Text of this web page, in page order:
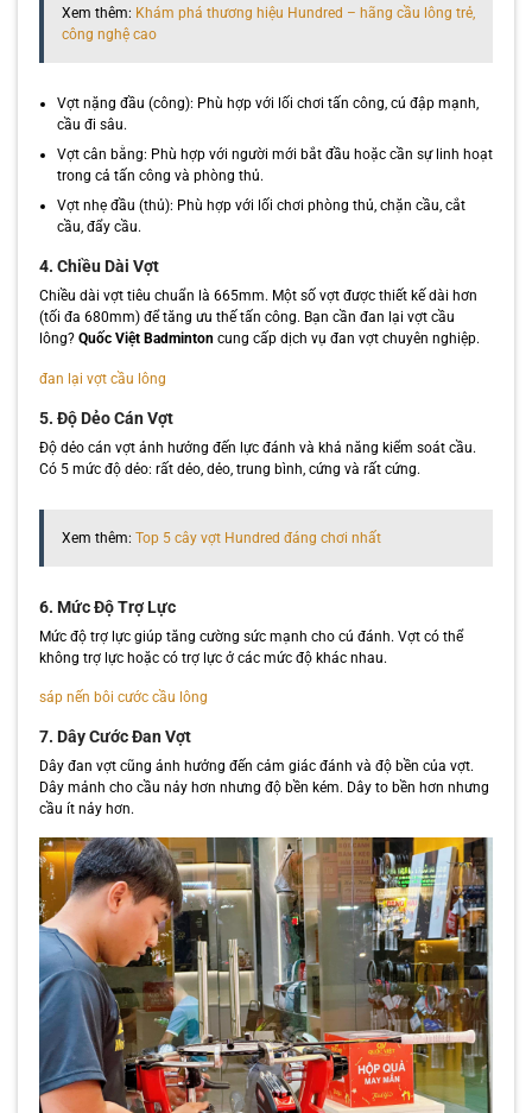
Xem thêm: Khám phá thương hiệu Hundred – hãng cầu lông trẻ,
công nghệ cao
Vợt nặng đầu (công): Phù hợp với lối chơi tấn công, cú đập mạnh,
cầu đi sâu.
Vợt cân bằng: Phù hợp với người mới bắt đầu hoặc cần sự linh hoạt
trong cả tấn công và phòng thủ.
Vợt nhẹ đầu (thủ): Phù hợp với lối chơi phòng thủ, chặn cầu, cắt
cầu, đẩy cầu.
4. Chiều Dài Vợt
Chiều dài vợt tiêu chuẩn là 665mm. Một số vợt được thiết kế dài hơn
(tối đa 680mm) để tăng ưu thế tấn công. Bạn cần đan lại vợt cầu
lông? Quốc Việt Badmintoncung cấp dịch vụ đan vợt chuyên nghiệp.
đan lại vợt cầu lông
5. Độ Dẻo Cán Vợt
Độ dẻo cán vợt ảnh hưởng đến lực đánh và khả năng kiểm soát cầu.
Có 5 mức độ dẻo: rất dẻo, dẻo, trung bình, cứng và rất cứng.
Xem thêm: Top 5 cây vợt Hundred đáng chơi nhất
6. Mức Độ Trợ Lực
Mức độ trợ lực giúp tăng cường sức mạnh cho cú đánh. Vợt có thể
không trợ lực hoặc có trợ lực ở các mức độ khác nhau.
sáp nến bôi cước cầu lông
7. Dây Cước Đan Vợt
Dây đan vợt cũng ảnh hưởng đến cảm giác đánh và độ bền của vợt.
Dây mảnh cho cầu nảy hơn nhưng độ bền kém. Dây to bền hơn nhưng
cầu ít nảy hơn.